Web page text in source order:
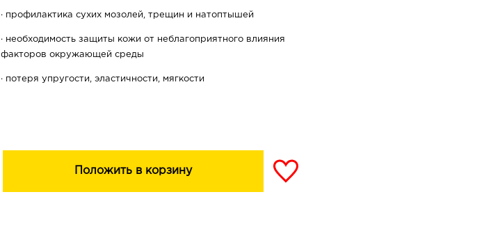
· профилактика сухих мозолей, трещин и натоптышей
· необходимость защиты кожи от неблагоприятного влияния
факторов окружающей среды
· потеря упругости, эластичности, мягкости
Жидкий парафин – высокоэффективный компонент, который
Положить в корзину